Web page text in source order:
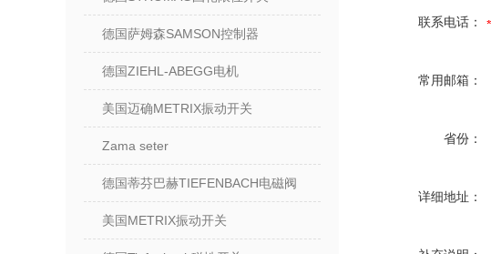
德国萨姆森SAMSON控制器
德国ZIEHL-ABEGG电机
美国迈确METRIX振动开关
Zama seter
德国蒂芬巴赫TIEFENBACH电磁阀
美国METRIX振动开关
联系电话：
常用邮箱：
省份：
详细地址：